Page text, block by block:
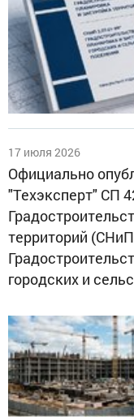
17 июля 2026
Официально
"Техэксперт" СП
территорий
городских и